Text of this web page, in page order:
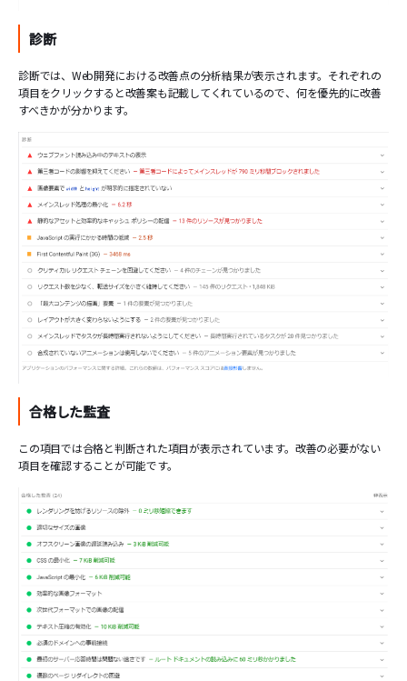
診断
診断では、Web開発における改善点の分析結果が表示されます。それぞれの
項目をクリックすると改善案も記載してくれているので、何を優先的に改善
すべきかが分かります。
合格した監査
この項目では合格と判断された項目が表示されています。改善の必要がない
項目を確認することが可能です。